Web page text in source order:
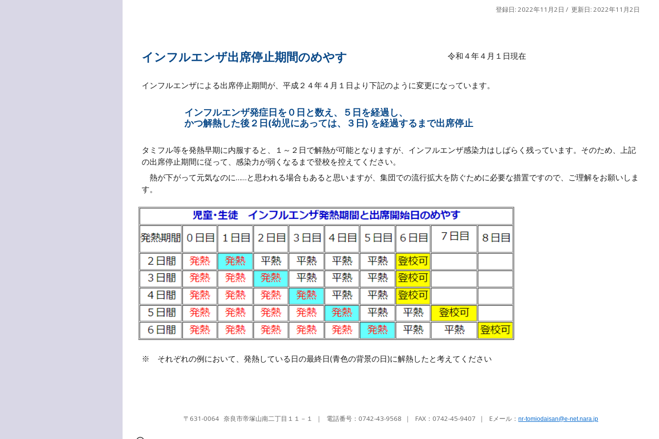
登録日: 2022年11月2日 / 更新日: 2022年11月2日
インフルエンザ出席停止期間のめやす 令和４年４月１日現在
インフルエンザによる出席停止期間が、平成２４年４月１日より下記のように変更になっています。
インフルエンザ発症日を０日と数え、５日を経過し、
かつ解熱した後２日(幼児にあっては、３日) を経過するまで出席停止
タミフル等を発熱早期に内服すると、１～２日で解熱が可能となりますが、インフルエンザ感染力はしばらく残っています。そのため、上記
の出席停止期間に従って、感染力が弱くなるまで登校を控えてください。
熱が下がって元気なのに……と思われる場合もあると思いますが、集団での流行拡大を防ぐために必要な措置ですので、ご理解をお願いしま
す。
※ それぞれの例において、発熱している日の最終日(青色の背景の日)に解熱したと考えてください
〒631-0064 奈良市帝塚山南二丁目１１－１ ｜ 電話番号：0742-43-9568 ｜ FAX： 0742-45-9407 ｜ Eメール ： nr-tomiodaisan@e-net.nara.jp